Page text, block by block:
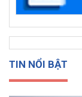
TIN NỔI BẬT